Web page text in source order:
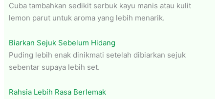
Cuba tambahkan sedikit serbuk kayu manis atau kulit
lemon parut untuk aroma yang lebih menarik.
Biarkan Sejuk Sebelum Hidang
Puding lebih enak dinikmati setelah dibiarkan sejuk
sebentar supaya lebih set.
Rahsia Lebih Rasa Berlemak